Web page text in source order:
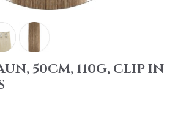
50CM, 110G, CLIP IN